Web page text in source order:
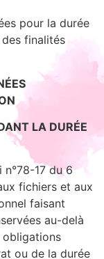
pour la durée
finalités
LA DURÉE
n°78-17 du 6
fichiers et aux
faisant
au-delà
obligations
ou de la durée